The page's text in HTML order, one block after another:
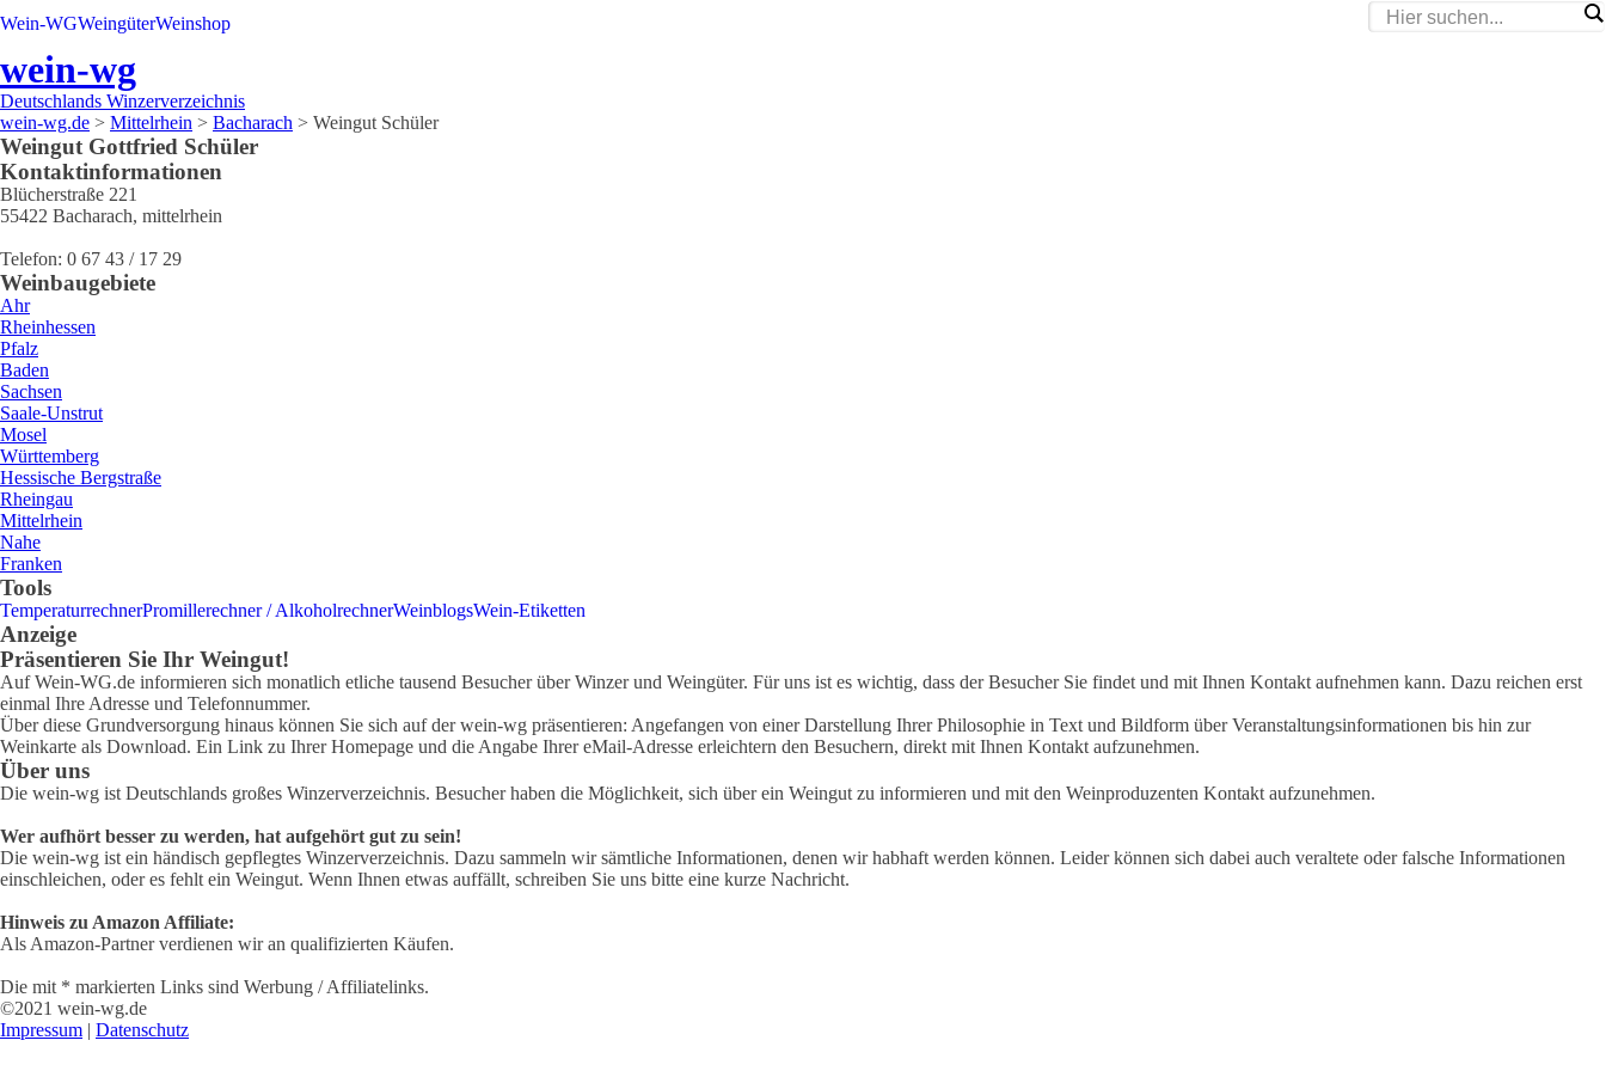
Wein-WGWeingüterWeinshop
wein-wg
Deutschlands Winzerverzeichnis
wein-wg.de > Mittelrhein > Bacharach > Weingut Schüler
Weingut Gottfried Schüler
Kontaktinformationen
Blücherstraße 221
55422 Bacharach, mittelrhein
Telefon: 0 67 43 / 17 29
Weinbaugebiete
Ahr
Rheinhessen
Pfalz
Baden
Sachsen
Saale-Unstrut
Mosel
Württemberg
Hessische Bergstraße
Rheingau
Mittelrhein
Nahe
Franken
Tools
TemperaturrechnerPromillerechner / AlkoholrechnerWeinblogsWein-Etiketten
Anzeige
Präsentieren Sie Ihr Weingut!
Auf Wein-WG.de informieren sich monatlich etliche tausend Besucher über Winzer und Weingüter. Für uns ist es wichtig, dass der Besucher Sie findet und mit Ihnen Kontakt aufnehmen kann. Dazu reichen erst
einmal Ihre Adresse und Telefonnummer.
Über diese Grundversorgung hinaus können Sie sich auf der wein-wg präsentieren: Angefangen von einer Darstellung Ihrer Philosophie in Text und Bildform über Veranstaltungsinformationen bis hin zur
Weinkarte als Download. Ein Link zu Ihrer Homepage und die Angabe Ihrer eMail-Adresse erleichtern den Besuchern, direkt mit Ihnen Kontakt aufzunehmen.
Über uns
Die wein-wg ist Deutschlands großes Winzerverzeichnis. Besucher haben die Möglichkeit, sich über ein Weingut zu informieren und mit den Weinproduzenten Kontakt aufzunehmen.
Wer aufhört besser zu werden, hat aufgehört gut zu sein!
Die wein-wg ist ein händisch gepflegtes Winzerverzeichnis. Dazu sammeln wir sämtliche Informationen, denen wir habhaft werden können. Leider können sich dabei auch veraltete oder falsche Informationen
einschleichen, oder es fehlt ein Weingut. Wenn Ihnen etwas auffällt, schreiben Sie uns bitte eine kurze Nachricht.
Hinweis zu Amazon Affiliate:
Als Amazon-Partner verdienen wir an qualifizierten Käufen.
Die mit * markierten Links sind Werbung / Affiliatelinks.
©2021 wein-wg.de
Impressum | Datenschutz